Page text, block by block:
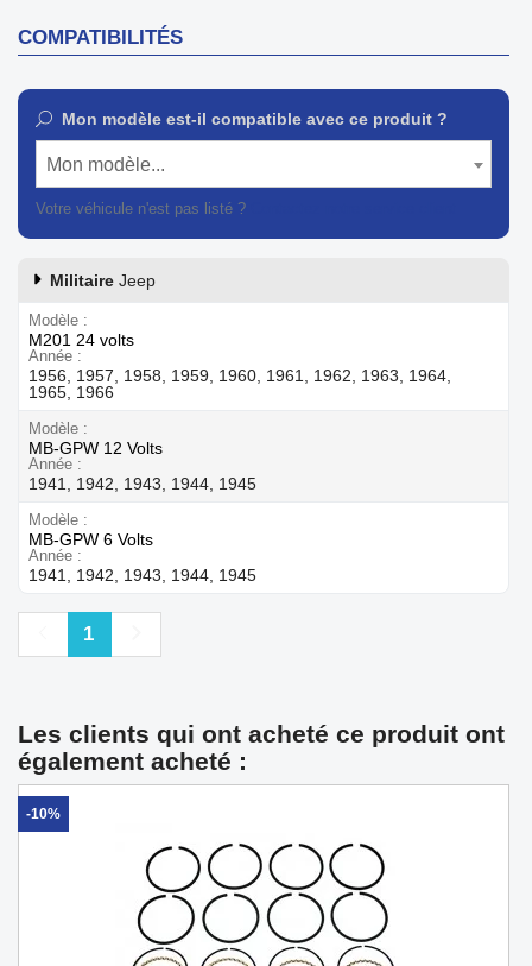
COMPATIBILITÉS
Mon modèle est-il compatible avec ce produit ?
Mon modèle...
Votre véhicule n'est pas listé ?
Militaire Jeep
Modèle
M201 24 volts
Année
1956, 1957, 1958, 1959, 1960, 1961, 1962, 1963, 1964,
1965, 1966
Modèle
MB-GPW 12 Volts
Année
1941, 1942, 1943, 1944, 1945
Modèle
MB-GPW 6 Volts
Année
1941, 1942, 1943, 1944, 1945
Précédent
1
Les clients qui ont acheté ce produit ont
également acheté :
-10%